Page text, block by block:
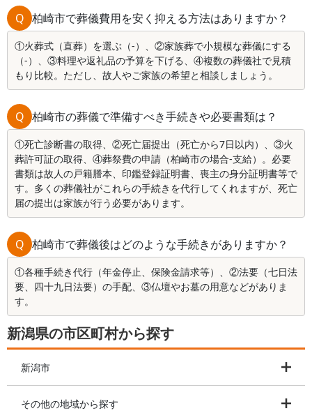
Q 柏崎市で葬儀費用を安く抑える方法はありますか？
①火葬式（直葬）を選ぶ（-）、②家族葬で小規模な葬儀にする
（-）、③料理や返礼品の予算を下げる、④複数の葬儀社で見積
もり比較。ただし、故人やご家族の希望と相談しましょう。
Q 柏崎市の葬儀で準備すべき手続きや必要書類は？
①死亡診断書の取得、②死亡届提出（死亡から7日以内）、③火
葬許可証の取得、④葬祭費の申請（柏崎市の場合-支給）。必要
書類は故人の戸籍謄本、印鑑登録証明書、喪主の身分証明書等で
す。多くの葬儀社がこれらの手続きを代行してくれますが、死亡
届の提出は家族が行う必要があります。
Q 柏崎市で葬儀後はどのような手続きがありますか？
①各種手続き代行（年金停止、保険金請求等）、②法要（七日法
要、四十九日法要）の手配、③仏壇やお墓の用意などがありま
す。
新潟県の市区町村から探す
新潟市
その他の地域から探す